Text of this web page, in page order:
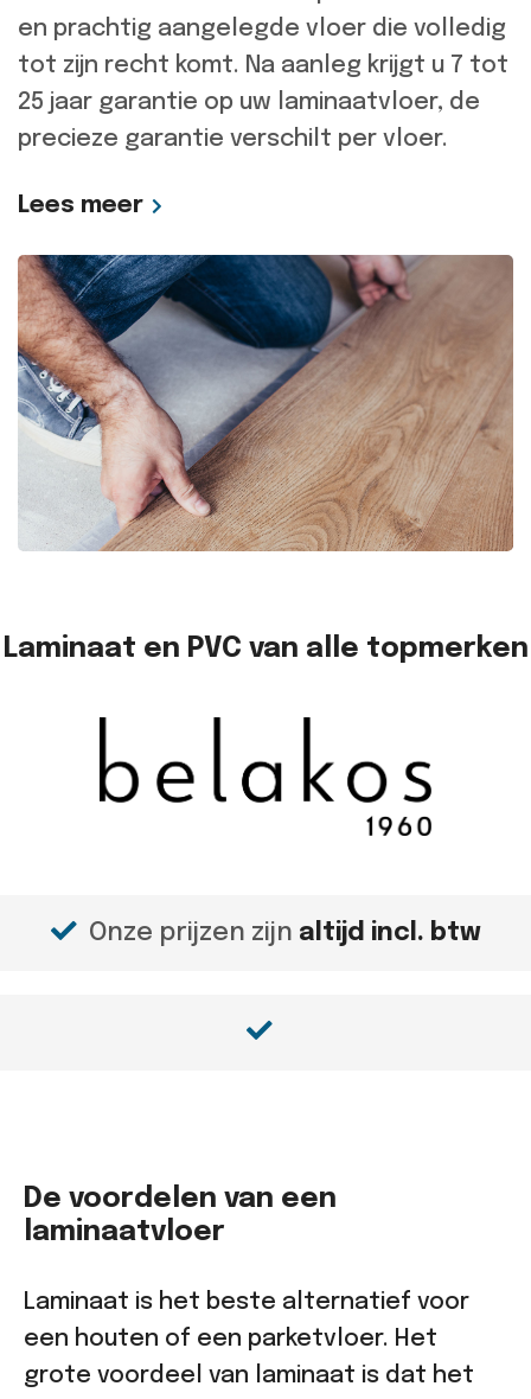
en prachtig aangelegde vloer die volledig
tot zijn recht komt. Na aanleg krijgt u 7 tot
25 jaar garantie op uw laminaatvloer, de
precieze garantie verschilt per vloer.
Lees meer
Laminaat en PVC van alle topmerken
Onze prijzen zijn altijd incl. btw
De voordelen van een
laminaatvloer
Laminaat is het beste alternatief voor
een houten of een parketvloer. Het
grote voordeel van laminaat is dat het